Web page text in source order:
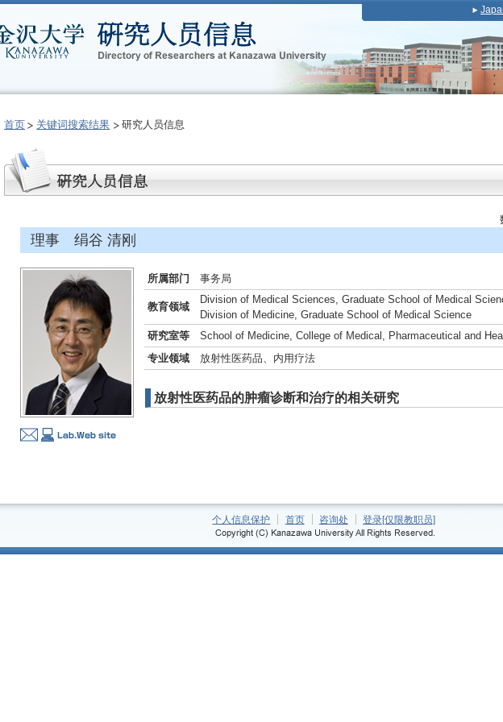
首页 关键词搜索结果 研究人员信息
理事 绢谷 清刚
所属部门 事务局
教育领域
Division of Medical Sciences, Graduate School of Medical
Division of Medicine, Graduate School of Medical Science
研究室等
School of Medicine, College of Medical, Pharmaceutical and
专业领域
放射性医药品、内用疗法
放射性医药品的肿瘤诊断和治疗的相关研究
个人信息保护 首页 咨询处 登录[仅限教职员]